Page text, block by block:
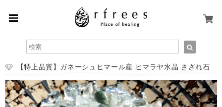
【特上品質】ガネーシュヒマール産 ヒマラヤ水晶 さざれ石